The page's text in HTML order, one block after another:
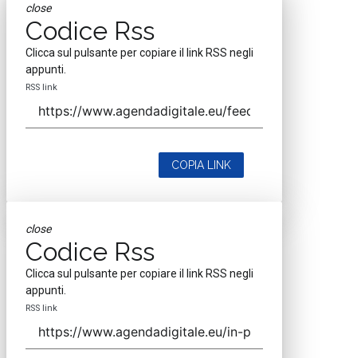
close
Codice Rss
Clicca sul pulsante per copiare il link RSS negli
appunti.
RSS link
COPIA LINK
close
Codice Rss
Clicca sul pulsante per copiare il link RSS negli
appunti.
RSS link